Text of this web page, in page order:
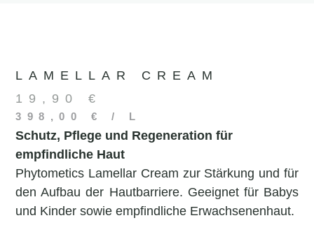
LAMELLAR CREAM
19,90€
398,00 € / L
Schutz, Pflege und Regeneration für
empfindliche Haut
Phytometics Lamellar Cream zur Stärkung und für
den Aufbau der Hautbarriere. Geeignet für Babys
und Kinder sowie empfindliche Erwachsenenhaut.